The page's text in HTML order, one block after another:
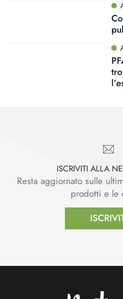
ISCRIVITI ALLA
Resta aggiornato sulle
prodotti e le